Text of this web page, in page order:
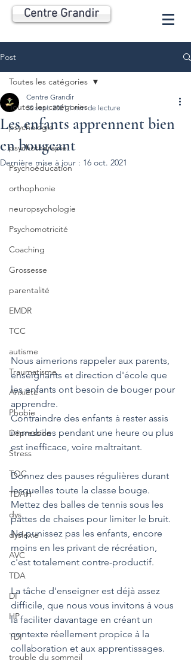
Centre Grandir
Post
Toutes les catégories
psychologie
psychothérapie
Psychoéducation
orthophonie
neuropsychologie
Psychomotricité
Coaching
Grossesse
parentalité
EMDR
TCC
autisme
Traumatisme
Anxiété
Phobie
Dépression
Stress
TOC
TDAH
dys
dyslexie
AVC
TDA
DI
HP
TDI
trouble du sommeil
Toutes les catégories
Les enfants apprennent bien
en bougeant
Centre Grandir
30 sept. 2021 1 min de lecture
Dernière mise à jour : 16 oct. 2021
Nous aimerions rappeler aux parents,
enseignants et direction d'école que
les enfants ont besoin de bouger pour
apprendre.
Contraindre des enfants à rester assis
immobiles pendant une heure ou plus
est inefficace, voire maltraitant.
Donnez des pauses régulières durant
lesquelles toute la classe bouge.
Mettez des balles de tennis sous les
pattes de chaises pour limiter le bruit.
Ne punissez pas les enfants, encore
moins en les privant de récréation,
c'est totalement contre-productif.
La tâche d'enseigner est déjà assez
difficile, que nous vous invitons à vous
la faciliter davantage en créant un
contexte réellement propice à la
collaboration et aux apprentissages.